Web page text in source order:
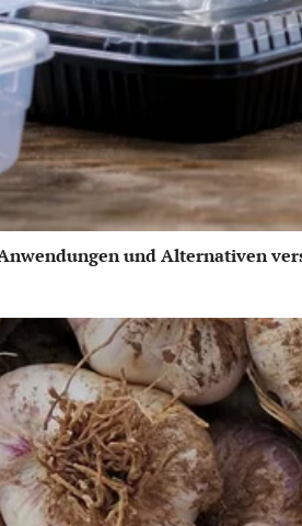
und Alternativen